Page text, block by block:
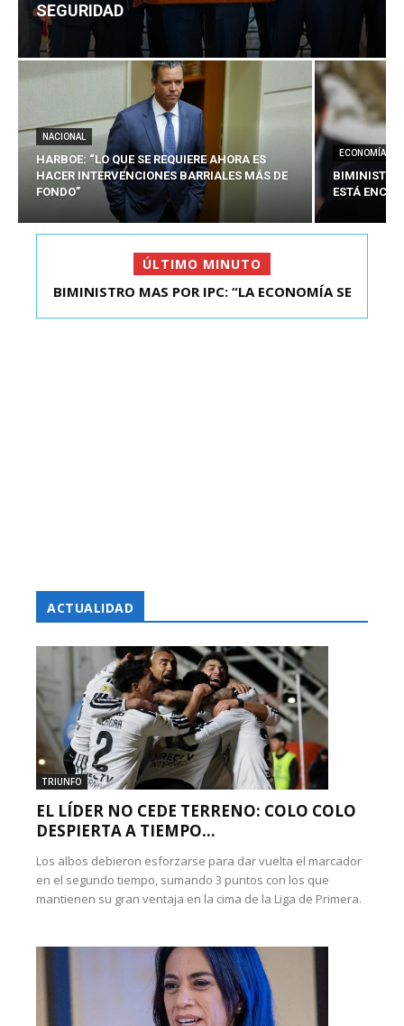
SEGURIDAD
NACIONAL
HARBOE: “LO QUE SE REQUIERE AHORA ES
HACER INTERVENCIONES BARRIALES MÁS DE
FONDO”
ECONOMÍA
BIMINISTRO
ESTÁ
ÚLTIMO MINUTO
KAST SE REUNIÓ CON EL PRESIDENTE ELECTO DE
BIMINISTRO MAS POR IPC: “LA ECONOMÍA SE
ACTUALIDAD
TRIUNFO
EL LÍDER NO CEDE TERRENO: COLO COLO
DESPIERTA A TIEMPO...
Los albos debieron esforzarse para dar vuelta el marcador
en el segundo tiempo, sumando 3 puntos con los que
mantienen su gran ventaja en la cima de la Liga de Primera.